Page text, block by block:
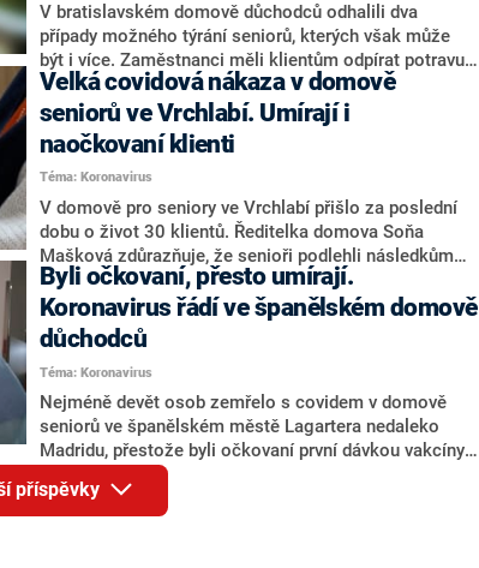
V bratislavském domově důchodců odhalili dva
případy možného týrání seniorů, kterých však může
být i více. Zaměstnanci měli klientům odpírat potravu
a zanedbávat jejich hygienu. Někteří senioři měli
dokonce zranění od nešetrného zacházení či bití, jiní
se po ledových sprchách bojí vody, informoval
slovenský deník Plus jeden deň.
Velká covidová nákaza v domově
seniorů ve Vrchlabí. Umírají i
naočkovaní klienti
Téma: Koronavirus
V domově pro seniory ve Vrchlabí přišlo za poslední
dobu o život 30 klientů. Ředitelka domova Soňa
Mašková zdůrazňuje, že senioři podlehli následkům
covidu, nikoliv vedlejším účinkům vakcíny. Mezi
zemřelými však měli být i očkovaní. Ti za sebou ale
měli jen jednu ze dvou dávek vakcíny.
Byli očkovaní, přesto umírají.
Koronavirus řádí ve španělském domově
důchodců
Téma: Koronavirus
Nejméně devět osob zemřelo s covidem v domově
seniorů ve španělském městě Lagartera nedaleko
Madridu, přestože byli očkovaní první dávkou vakcíny.
Všichni trpěli i dalšími nemocemi. Koronavirus má
nyní všech 78 obyvatel domova. Vedení je muselo
izolovat v jejich pokojích. Nemoc zasáhla i většinu
příspěvky